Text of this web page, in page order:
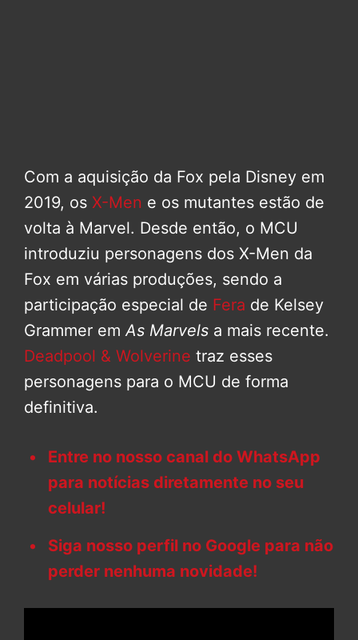
Com a aquisição da Fox pela Disney em
2019, os X-Men e os mutantes estão de
volta à Marvel. Desde então, o MCU
introduziu personagens dos X-Men da
Fox em várias produções, sendo a
participação especial de Fera de Kelsey
Grammer emAs Marvels a mais recente.
Deadpool & Wolverine traz esses
personagens para o MCU de forma
definitiva.
Entre no nosso canal do WhatsApp
para notícias diretamente no seu
celular!
Siga nosso perfil no Google para não
perder nenhuma novidade!